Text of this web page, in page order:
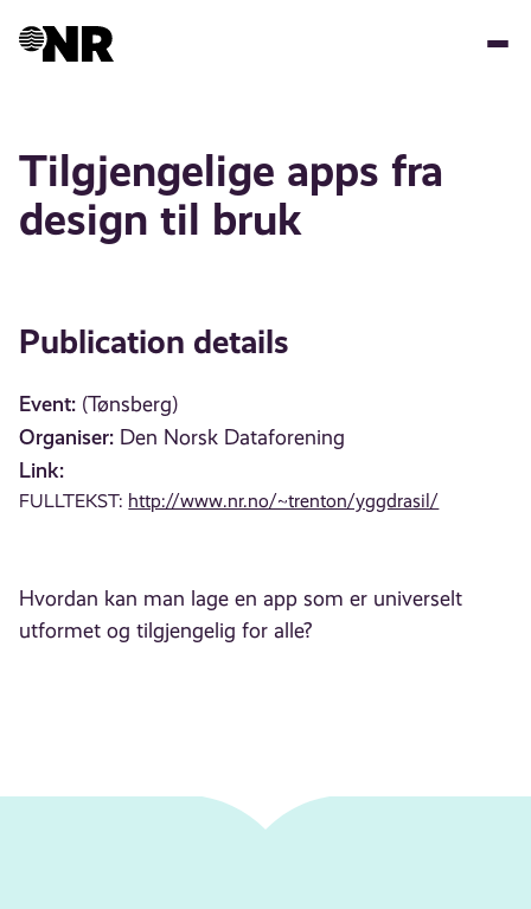
Tilgjengelige apps fra
design til bruk
Publication details
Event: (Tønsberg)
Organiser: Den Norsk Dataforening
Link:
FULLTEKST: http://www.nr.no/~trenton/yggdrasil/
Hvordan kan man lage en app som er universelt
utformet og tilgjengelig for alle?